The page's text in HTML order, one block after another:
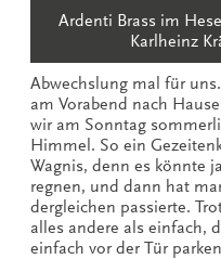
Ardenti Brass im
Karlheinz
Abwechslung mal für
am Vorabend nach
wir am Sonntag
Himmel. So ein
Wagnis, denn es könnte
regnen, und dann hat
dergleichen passierte.
alles andere als einfach,
einfach vor der Tür